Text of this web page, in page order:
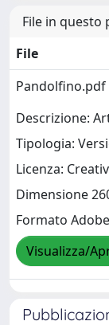
File in questo
File
Pandolfino.pdf
Descrizione:
Tipologia:
Licenza:
Dimensione
Formato
Visualizza/